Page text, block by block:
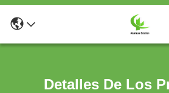
Detalles De Los